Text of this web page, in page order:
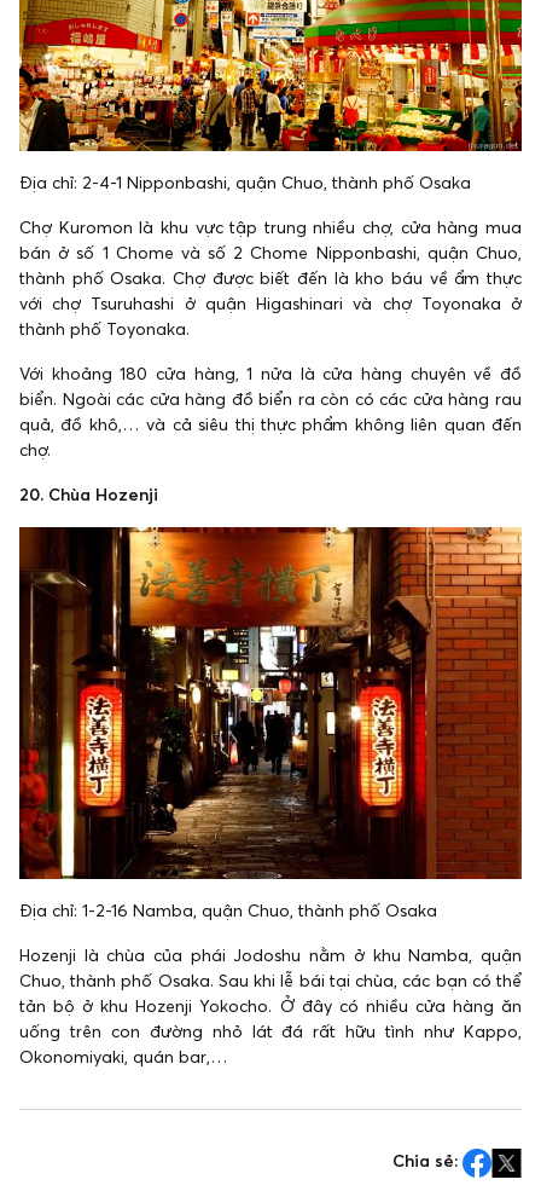
Địa chỉ: 2-4-1 Nipponbashi, quận Chuo, thành phố Osaka
Chợ Kuromon là khu vực tập trung nhiều chợ, cửa hàng mua
bán ở số 1 Chome và số 2 Chome Nipponbashi, quận Chuo,
thành phố Osaka. Chợ được biết đến là kho báu về ẩm thực
với chợ Tsuruhashi ở quận Higashinari và chợ Toyonaka ở
thành phố Toyonaka.
Với khoảng 180 cửa hàng, 1 nửa là cửa hàng chuyên về đồ
biển. Ngoài các cửa hàng đồ biển ra còn có các cửa hàng rau
quả, đồ khô,… và cả siêu thị thực phẩm không liên quan đến
chợ.
20. Chùa Hozenji
Địa chỉ: 1-2-16 Namba, quận Chuo, thành phố Osaka
Hozenji là chùa của phái Jodoshu nằm ở khu Namba, quận
Chuo, thành phố Osaka. Sau khi lễ bái tại chùa, các bạn có thể
tản bộ ở khu Hozenji Yokocho. Ở đây có nhiều cửa hàng ăn
uống trên con đường nhỏ lát đá rất hữu tình như Kappo,
Okonomiyaki, quán bar,…
Chia sẻ: